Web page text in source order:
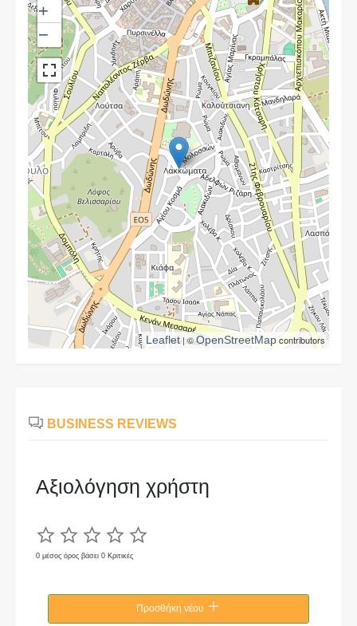
+
−
Leaflet| ©OpenStreetMapcontributors
BUSINESS REVIEWS
Αξιολόγηση χρήστη
0 μέσος όρος βάσει 0 Κριτικές
Προσθήκη νέου